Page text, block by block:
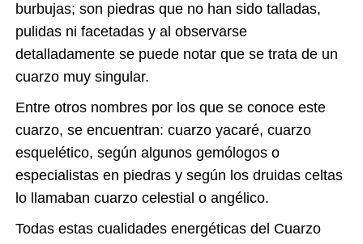
burbujas; son piedras que no han sido talladas,
pulidas ni facetadas y al observarse
detalladamente se puede notar que se trata de un
cuarzo muy singular.
Entre otros nombres por los que se conoce este
cuarzo, se encuentran: cuarzo yacaré, cuarzo
esquelético, según algunos gemólogos o
especialistas en piedras y según los druidas celtas
lo llamaban cuarzo celestial o angélico.
Todas estas cualidades energéticas del Cuarzo